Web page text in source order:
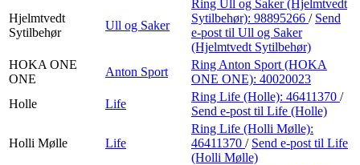
Hjelmtvedt
Sytilbehør
Ull og Saker
Ring Ull og Saker (Hjelmtvedt
Sytilbehør): 98895266 / Send
e-post til Ull og Saker
(Hjelmtvedt Sytilbehør)
HOKA ONE
ONE
Anton Sport
Ring Anton Sport (HOKA
ONE ONE): 40020023
Holle
Life
Ring Life (Holle): 46411370 /
Send e-post til Life (Holle)
Holli Mølle Life
Ring Life (Holli Mølle):
46411370 / Send e-post til Life
(Holli Mølle)